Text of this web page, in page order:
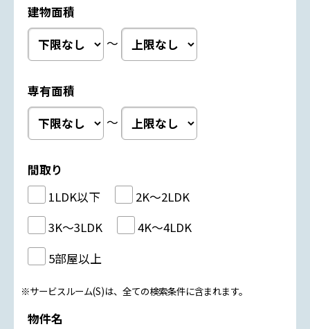
建物面積
～
専有面積
～
間取り
1LDK以下
2K～2LDK
3K～3LDK
4K～4LDK
5部屋以上
※サービスルーム(S)は、全ての検索条件に含まれます。
物件名